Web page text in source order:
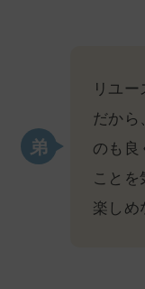
リユ
だから
のも良
こと
楽しめ